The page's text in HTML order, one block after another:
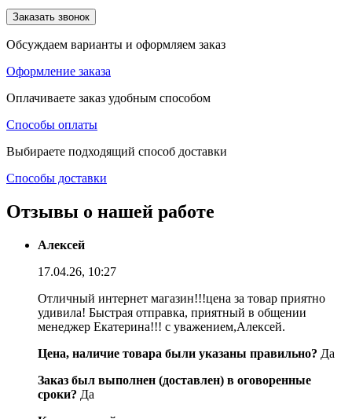
Заказать звонок
Обсуждаем варианты и оформляем заказ
Оформление заказа
Оплачиваете заказ удобным способом
Способы оплаты
Выбираете подходящий способ доставки
Способы доставки
Отзывы о нашей работе
Алексей
17.04.26, 10:27
Отличный интернет магазин!!!цена за товар приятно
удивила! Быстрая отправка, приятный в общении
менеджер Екатерина!!! с уважением,Алексей.
Цена, наличие товара были указаны правильно? Да
Заказ был выполнен (доставлен) в оговоренные
сроки? Да